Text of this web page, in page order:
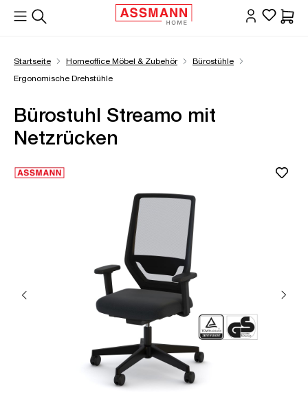
springen
Startseite Homeoffice Möbel & Zubehör
Bürostühle
Ergonomische Drehstühle
Bürostuhl Streamo mit
Netzrücken